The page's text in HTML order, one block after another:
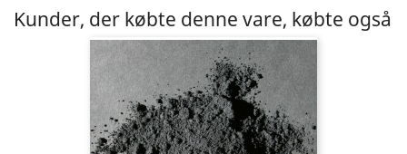
Kunder, der købte denne vare, købte også